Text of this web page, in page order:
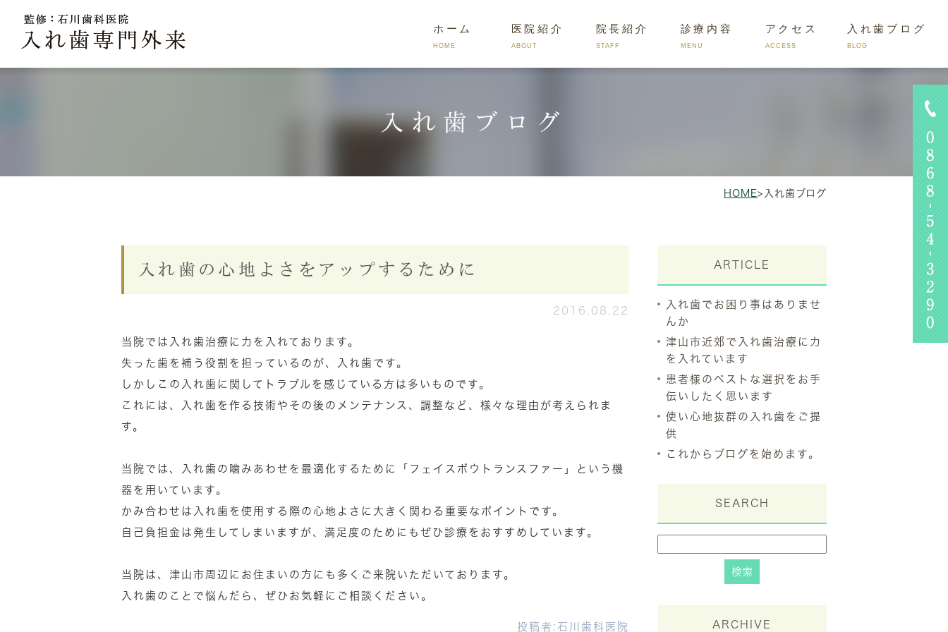
ホーム
HOME
医院紹介
ABOUT
院長紹介
STAFF
診療内容
MENU
入れ歯の種類 入れ歯治療の流れ
アクセス
ACCESS
入れ歯ブログ
BLOG
入れ歯ブログ
HOME> 入れ歯ブログ
入れ歯の心地よさをアップするために
2016.08.22
当院では入れ歯治療に力を入れております。
失った歯を補う役割を担っているのが、入れ歯です。
しかしこの入れ歯に関してトラブルを感じている方は多いものです。
これには、入れ歯を作る技術やその後のメンテナンス、調整など、様々な理由が考えられま
す。
当院では、入れ歯の噛みあわせを最適化するために「フェイスボウトランスファー」という機
器を用いています。
かみ合わせは入れ歯を使用する際の心地よさに大きく関わる重要なポイントです。
自己負担金は発生してしまいますが、満足度のためにもぜひ診療をおすすめしています。
当院は、津山市周辺にお住まいの方にも多くご来院いただいております。
入れ歯のことで悩んだら、ぜひお気軽にご相談ください。
投稿者: 石川歯科医院
ARTICLE
入れ歯でお困り事はありませ
んか
津山市近郊で入れ歯治療に力
を入れています
患者様のベストな選択をお手
伝いしたく思います
使い心地抜群の入れ歯をご提
供
これからブログを始めます。
SEARCH
ARCHIVE